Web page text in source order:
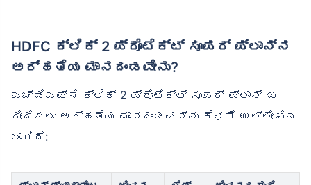
HDFC ಕ್ಲಿಕ್ 2 ಪ್ರೊಟೆಕ್ಟ್ ಸೂಪರ್ ಪ್ಲಾನ್‌ನ
ಅರ್ಹತೆಯ ಮಾನದಂಡವೇನು?
ಎಚ್‌ಡಿಎಫ್‌ಸಿ ಕ್ಲಿಕ್ 2 ಪ್ರೊಟೆಕ್ಟ್ ಸೂಪರ್ ಪ್ಲಾನ್ ಖ
ರೀದಿಸಲು ಅರ್ಹತೆಯ ಮಾನದಂಡವನ್ನು ಕೆಳಗೆ ಉಲ್ಲೇಖಿಸ
ಲಾಗಿದೆ: